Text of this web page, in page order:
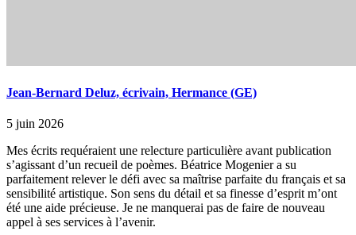
Jean-Bernard Deluz, écrivain, Hermance (GE)
5 juin 2026
Mes écrits requéraient une relecture particulière avant publication
s’agissant d’un recueil de poèmes. Béatrice Mogenier a su
parfaitement relever le défi avec sa maîtrise parfaite du français et sa
sensibilité artistique. Son sens du détail et sa finesse d’esprit m’ont
été une aide précieuse. Je ne manquerai pas de faire de nouveau
appel à ses services à l’avenir.